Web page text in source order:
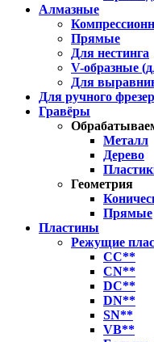
Алмазные
Прямые
Для нестинга
V-образные
Для
Для ручного
Гравёры
Металл
Дерево
Геометрия
Прямые
Пластины
Режущие
CC**
CN**
DC**
DN**
SN**
VB**